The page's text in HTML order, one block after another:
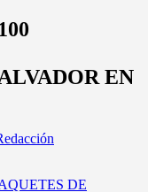
EN